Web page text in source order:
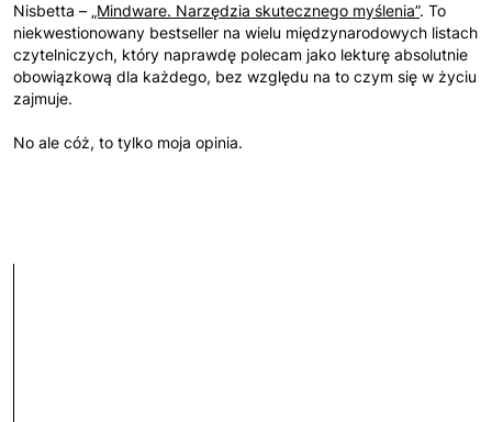
Nisbetta – „Mindware. Narzędzia skutecznego myślenia”. To
niekwestionowany bestseller na wielu międzynarodowych listach
czytelniczych, który naprawdę polecam jako lekturę absolutnie
obowiązkową dla każdego, bez względu na to czym się w życiu
zajmuje.
No ale cóż, to tylko moja opinia.